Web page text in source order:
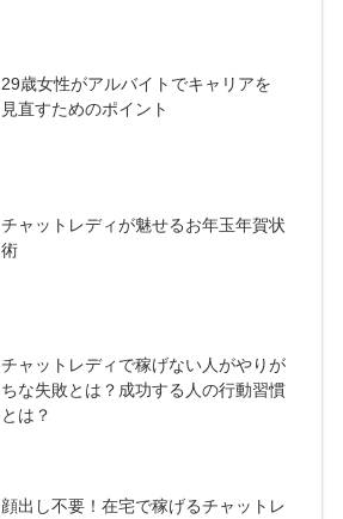
29歳女性がアルバイトでキャリアを
見直すためのポイント
チャットレディが魅せるお年玉年賀状
術
チャットレディで稼げない人がやりが
ちな失敗とは？成功する人の行動習慣
とは？
顔出し不要！在宅で稼げるチャットレ